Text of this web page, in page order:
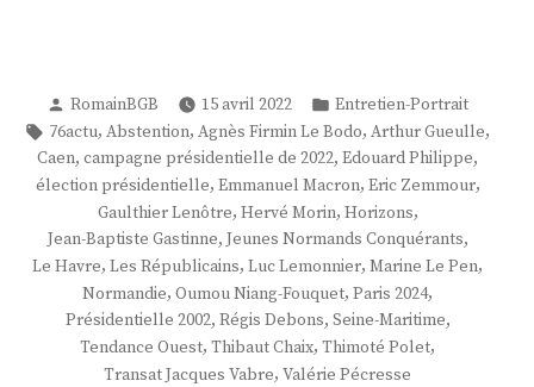
Publié
par
RomainBGB 15 avril 2022
Publié
dans
Entretien-Portrait
Étiquettes :
76actu, Abstention, Agnès Firmin Le Bodo, Arthur Gueulle,
Caen, campagne présidentielle de 2022, Edouard Philippe,
élection présidentielle, Emmanuel Macron, Eric Zemmour,
Gaulthier Lenôtre, Hervé Morin, Horizons,
Jean-Baptiste Gastinne, Jeunes Normands Conquérants,
Le Havre, Les Républicains, Luc Lemonnier, Marine Le Pen,
Normandie, Oumou Niang-Fouquet, Paris 2024,
Présidentielle 2002, Régis Debons, Seine-Maritime,
Tendance Ouest, Thibaut Chaix, Thimoté Polet,
Transat Jacques Vabre, Valérie Pécresse